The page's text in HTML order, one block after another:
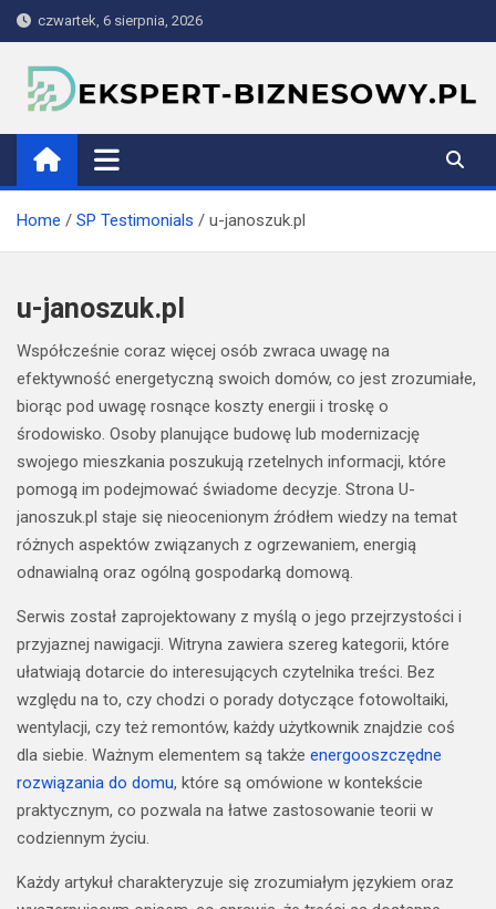
Skip
to
content
czwartek, 6 sierpnia, 2026
ekspert-biznesowy.pl
Home SP Testimonials u-janoszuk.pl
u-janoszuk.pl
Współcześnie coraz więcej osób zwraca uwagę na
efektywność energetyczną swoich domów, co jest zrozumiałe,
biorąc pod uwagę rosnące koszty energii i troskę o
środowisko. Osoby planujące budowę lub modernizację
swojego mieszkania poszukują rzetelnych informacji, które
pomogą im podejmować świadome decyzje. Strona U-
janoszuk.pl staje się nieocenionym źródłem wiedzy na temat
różnych aspektów związanych z ogrzewaniem, energią
odnawialną oraz ogólną gospodarką domową.
Serwis został zaprojektowany z myślą o jego przejrzystości i
przyjaznej nawigacji. Witryna zawiera szereg kategorii, które
ułatwiają dotarcie do interesujących czytelnika treści. Bez
względu na to, czy chodzi o porady dotyczące fotowoltaiki,
wentylacji, czy też remontów, każdy użytkownik znajdzie coś
dla siebie. Ważnym elementem są także energooszczędne
rozwiązania do domu, które są omówione w kontekście
praktycznym, co pozwala na łatwe zastosowanie teorii w
codziennym życiu.
Każdy artykuł charakteryzuje się zrozumiałym językiem oraz